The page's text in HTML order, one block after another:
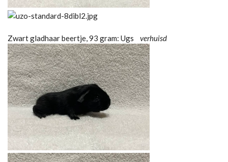
Zwart gladhaar beertje, 93 gram: Ugs verhuisd